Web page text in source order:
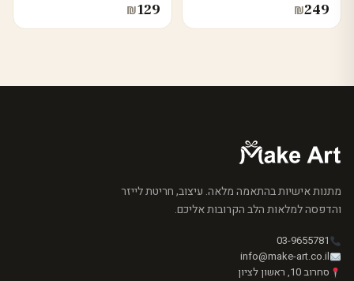
₪249
₪129
מתנות אישיות בהתאמה מלאה. עיצוב, חריטת לייזר
והדפסה למלאות הלב הקרובות אליכם.
03-9655781
info@make-art.co.il
סחרוב 10, ראשון לציון